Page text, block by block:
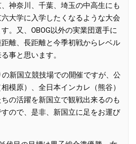
神奈川、千葉、埼玉の中高生にも
大学に入学したくなるような大会
。又、OBOG以外の実業団選手に
離、長距離と今季初戦からレベル
事と思います。
新国立競技場での開催ですが、公
模原）、全日本インカレ（熊谷）
の活躍を新国立で観戦出来るのも
ので、是非、新国立に足をお運び